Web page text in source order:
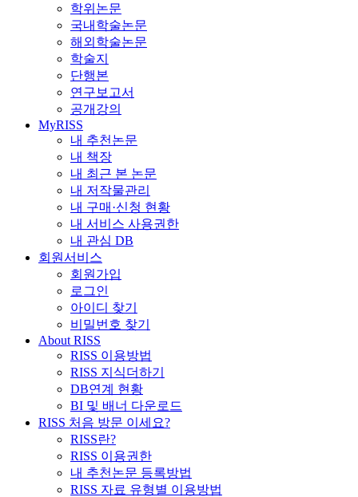
학위논문
국내학술논문
해외학술논문
학술지
단행본
연구보고서
공개강의
MyRISS
내 추천논문
내 책장
내 최근 본 논문
내 저작물관리
내 구매·신청 현황
내 서비스 사용권한
내 관심 DB
회원서비스
회원가입
로그인
아이디 찾기
비밀번호 찾기
About RISS
RISS 이용방법
RISS 지식더하기
DB연계 현황
BI 및 배너 다운로드
RISS 처음 방문 이세요?
RISS란?
RISS 이용권한
내 추천논문 등록방법
RISS 자료 유형별 이용방법